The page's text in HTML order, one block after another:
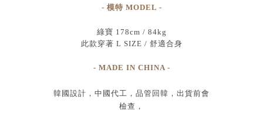
- 模特 MODEL -
綠寶 178cm / 84kg
此款穿著 L SIZE / 舒適合身
- MADE IN CHINA -
韓國設計 ， 中國代工 ， 品管回韓 ， 出貨前會
檢查 ，